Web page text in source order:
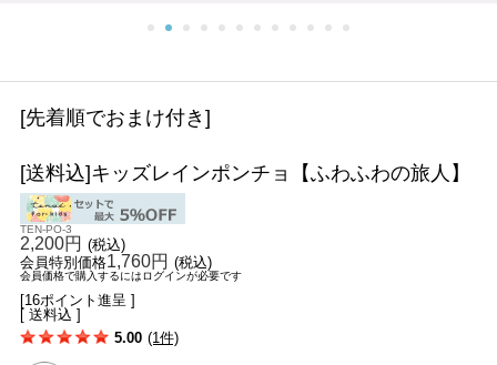
[先着順でおまけ付き]
[送料込]キッズレインポンチョ【ふわふわの旅人】
TEN-PO-3
2,200円 (税込)
会員特別価格1,760円 (税込)
会員価格で購入するにはログインが必要です
[16ポイント進呈 ]
[ 送料込 ]
5.00 (1件)